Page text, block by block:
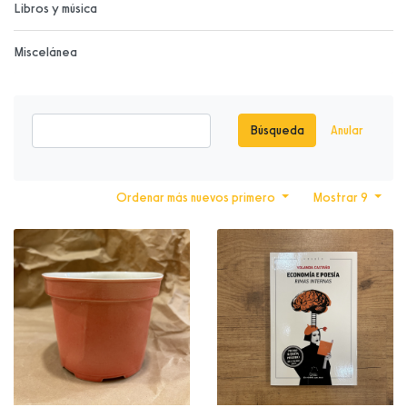
Libros y música
Miscelánea
Búsqueda Anular
Mostrar 9
Ordenar más nuevos primero